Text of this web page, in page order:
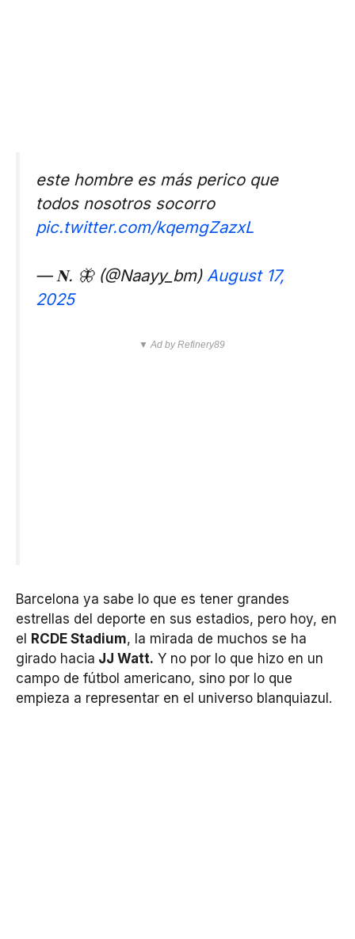
este hombre es más perico que
todos nosotros socorro
pic.twitter.com/kqemgZazxL
— 𝐍. 🦋 (@Naayy_bm) August 17,
2025
▼ Ad by Refinery89
Barcelona ya sabe lo que es tener grandes
estrellas del deporte en sus estadios, pero hoy, en
el
RCDE Stadium, la mirada de muchos se ha
girado hacia JJ Watt. Y no por lo que hizo en un
campo de fútbol americano, sino por lo que
empieza a representar en el universo blanquiazul.